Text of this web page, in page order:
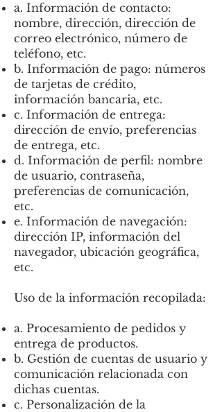
a. Información de contacto:
nombre, dirección, dirección de
correo electrónico, número de
teléfono, etc.
b. Información de pago: números
de tarjetas de crédito,
información bancaria, etc.
c. Información de entrega:
dirección de envío, preferencias
de entrega, etc.
d. Información de perfil: nombre
de usuario, contraseña,
preferencias de comunicación,
etc.
e. Información de navegación:
dirección IP, información del
navegador, ubicación geográfica,
etc.
Uso de la información recopilada:
a. Procesamiento de pedidos y
entrega de productos.
b. Gestión de cuentas de usuario y
comunicación relacionada con
dichas cuentas.
c. Personalización de la